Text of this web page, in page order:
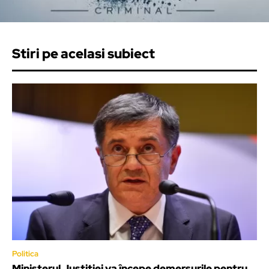
Stiri pe acelasi subiect
Politica